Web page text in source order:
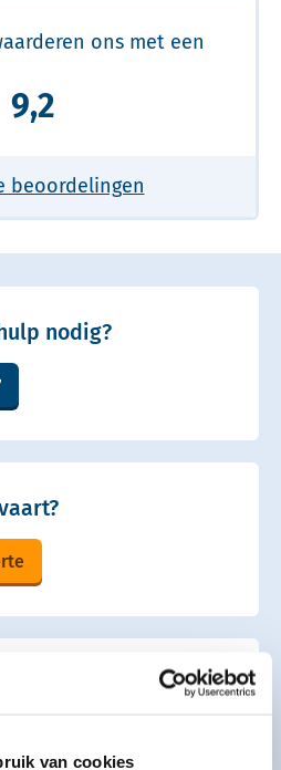
van cookies
ons met een
9,2
beoordelingen
nodig?